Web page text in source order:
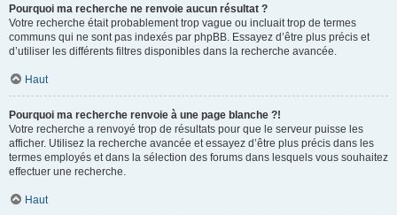
Pourquoi ma recherche ne renvoie aucun résultat ?
Votre recherche était probablement trop vague ou incluait trop de termes
communs qui ne sont pas indexés par phpBB. Essayez d’être plus précis et
d’utiliser les différents filtres disponibles dans la recherche avancée.
Haut
Pourquoi ma recherche renvoie à une page blanche ?!
Votre recherche a renvoyé trop de résultats pour que le serveur puisse les
afficher. Utilisez la recherche avancée et essayez d’être plus précis dans les
termes employés et dans la sélection des forums dans lesquels vous souhaitez
effectuer une recherche.
Haut